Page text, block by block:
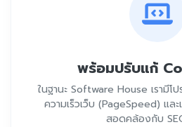
พร้อมปรับแก้
ในฐานะ Software House เรามีโ
ความเร็วเว็บ (PageSpeed) แล
สอดคล้องกับ